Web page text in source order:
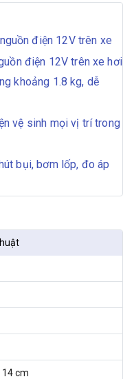
điện 12V trên xe
điện 12V trên xe hơi
khoảng 1.8 kg, dễ
vệ sinh mọi vị trí trong
bụi, bơm lốp, đo áp
14 cm